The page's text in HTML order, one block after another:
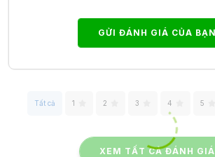
GỬI ĐÁNH GIÁ CỦA BẠN
Tất cả 1 2 3 4 5
XEM TẤT CẢ ĐÁNH GIÁ